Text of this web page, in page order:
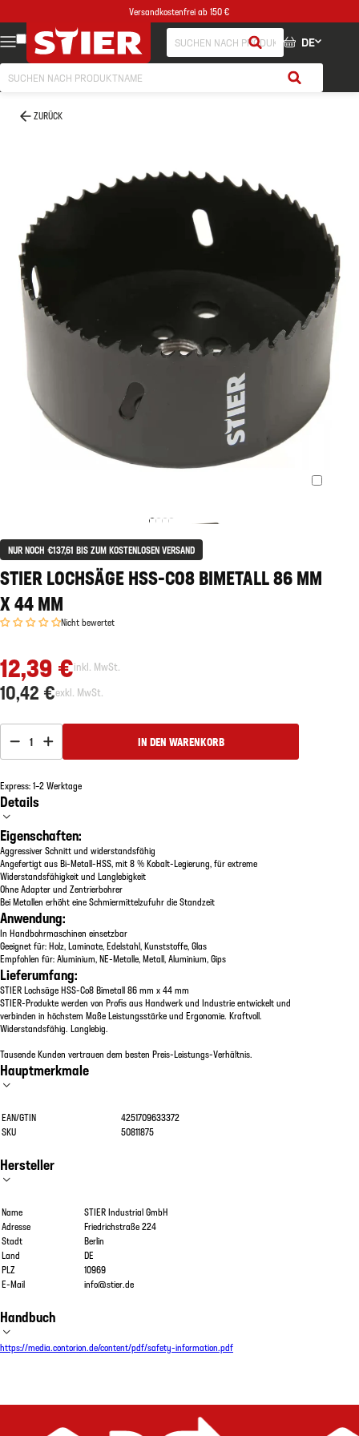
Versandkostenfrei ab 150 €
DE
ZURÜCK
NUR NOCH €137,61 BIS ZUM KOSTENLOSEN VERSAND
STIER LOCHSÄGE HSS-CO8 BIMETALL 86 MM
X 44 MM
Nicht bewertet
12,39 €inkl. MwSt.
10,42 €exkl. MwSt.
1 IN DEN WARENKORB
Express: 1–2 Werktage
Details
Eigenschaften:
Aggressiver Schnitt und widerstandsfähig
Angefertigt aus Bi-Metall-HSS, mit 8 % Kobalt-Legierung, für extreme
Widerstandsfähigkeit und Langlebigkeit
Ohne Adapter und Zentrierbohrer
Bei Metallen erhöht eine Schmiermittelzufuhr die Standzeit
Anwendung:
In Handbohrmaschinen einsetzbar
Geeignet für: Holz, Laminate, Edelstahl, Kunststoffe, Glas
Empfohlen für: Aluminium, NE-Metalle, Metall, Aluminium, Gips
Lieferumfang:
STIER Lochsäge HSS-Co8 Bimetall 86 mm x 44 mm
STIER-Produkte werden von Profis aus Handwerk und Industrie entwickelt und
verbinden in höchstem Maße Leistungsstärke und Ergonomie. Kraftvoll.
Widerstandsfähig. Langlebig.
Tausende Kunden vertrauen dem besten Preis-Leistungs-Verhältnis.
Hauptmerkmale
EAN/GTIN
4251709633372
SKU
50811875
Hersteller
Name
STIER Industrial GmbH
Adresse
Friedrichstraße 224
Stadt
Berlin
Land
DE
PLZ
10969
E-Mail
info@stier.de
Handbuch
https://media.contorion.de/content/pdf/safety-information.pdf